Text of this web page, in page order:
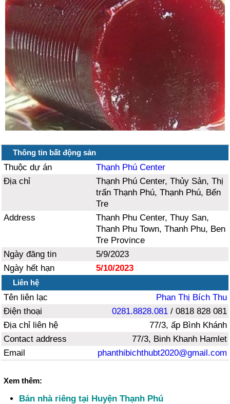
Thông tin bất động sản
Thuộc dự án
Thạnh Phú Center
Địa chỉ
Thạnh Phú Center, Thủy Sản, Thị
trấn Thạnh Phú, Thạnh Phú, Bến
Tre
Address
Thanh Phu Center, Thuy San,
Thanh Phu Town, Thanh Phu, Ben
Tre Province
Ngày đăng tin
5/9/2023
Ngày hết hạn
5/10/2023
Liên hệ
Tên liên lạc
Phan Thị Bích Thu
Điện thoại
0281.8828.081/ 0818 828 081
Địa chỉ liên hệ
77/3, ấp Bình Khánh
Contact address
77/3, Binh Khanh Hamlet
Email
phanthibichthubt2020@gmail.com
Xem thêm:
Bán nhà riêng tại Huyện Thạnh Phú